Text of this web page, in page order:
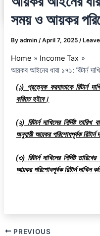
সময় ও আয়কর
Byadmin /April 7, 2025 /
Home
Income Tax
আয়কর আইনের ধারা ১৭১: রিটার্ন
(১) প্রত্যেক করদাতাকে রিটার্ন
করিতে হইবে।
(২) রিটার্ন দাখিলের নির্দিষ্ট তারিখ
অনুযায়ী আয়কর পরিশোধপূর্বক রিটার্ন
(৩) রিটার্ন দাখিলের নির্দিষ্ট
আয়কর পরিশোধপূর্বক রিটার্ন দাখিল
PREVIOUS